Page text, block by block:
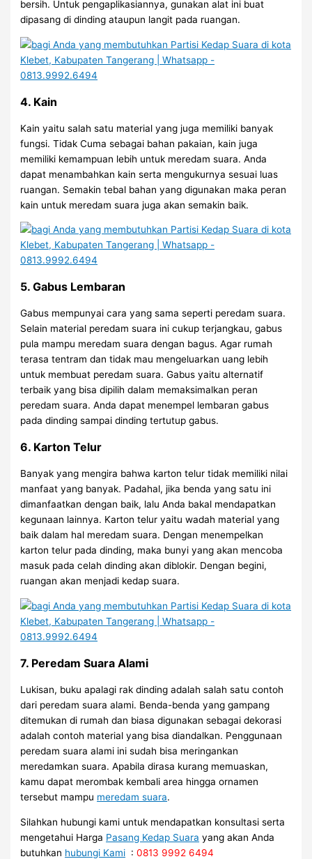
bersih. Untuk pengaplikasiannya, gunakan alat ini buat
dipasang di dinding ataupun langit pada ruangan.
4. Kain
Kain yaitu salah satu material yang juga memiliki banyak
fungsi. Tidak Cuma sebagai bahan pakaian, kain juga
memiliki kemampuan lebih untuk meredam suara. Anda
dapat menambahkan kain serta mengukurnya sesuai luas
ruangan. Semakin tebal bahan yang digunakan maka peran
kain untuk meredam suara juga akan semakin baik.
5. Gabus Lembaran
Gabus mempunyai cara yang sama seperti peredam suara.
Selain material peredam suara ini cukup terjangkau, gabus
pula mampu meredam suara dengan bagus. Agar rumah
terasa tentram dan tidak mau mengeluarkan uang lebih
untuk membuat peredam suara. Gabus yaitu alternatif
terbaik yang bisa dipilih dalam memaksimalkan peran
peredam suara. Anda dapat menempel lembaran gabus
pada dinding sampai dinding tertutup gabus.
6. Karton Telur
Banyak yang mengira bahwa karton telur tidak memiliki nilai
manfaat yang banyak. Padahal, jika benda yang satu ini
dimanfaatkan dengan baik, lalu Anda bakal mendapatkan
kegunaan lainnya. Karton telur yaitu wadah material yang
baik dalam hal meredam suara. Dengan menempelkan
karton telur pada dinding, maka bunyi yang akan mencoba
masuk pada celah dinding akan diblokir. Dengan begini,
ruangan akan menjadi kedap suara.
7. Peredam Suara Alami
Lukisan, buku apalagi rak dinding adalah salah satu contoh
dari peredam suara alami. Benda-benda yang gampang
ditemukan di rumah dan biasa digunakan sebagai dekorasi
adalah contoh material yang bisa diandalkan. Penggunaan
peredam suara alami ini sudah bisa meringankan
meredamkan suara. Apabila dirasa kurang memuaskan,
kamu dapat merombak kembali area hingga ornamen
tersebut mampu meredam suara.
Silahkan hubungi kami untuk mendapatkan konsultasi serta
mengetahui Harga Pasang Kedap Suara yang akan Anda
butuhkan hubungi Kami :0813 9992 6494